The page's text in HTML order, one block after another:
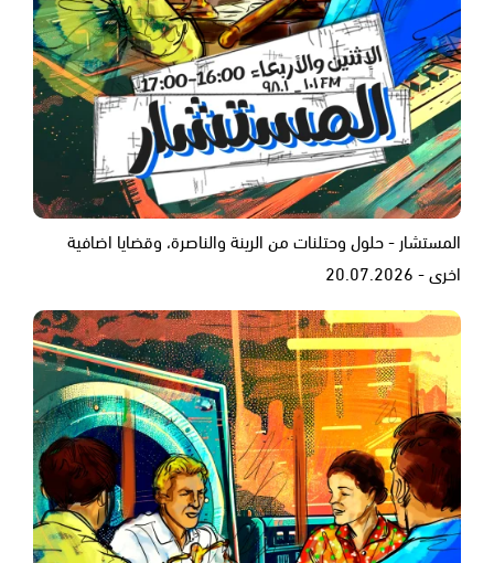
المستشار - حلول وحتلنات من الرينة والناصرة، وقضايا اضافية
اخرى - 20.07.2026